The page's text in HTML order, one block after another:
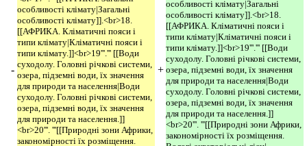
-
особливості клімату|Загальні
особливості клімату]].<br>18.
[[АФРИКА. Кліматичні пояси і
типи клімату|Кліматичні пояси і
типи клімату.]]<br>19'''.''' [[Води
суходолу. Головні річкові системи,
озера, підземні води, їх значення
для природи та населення|Води
суходолу. Головні річкові системи,
озера, підземні води, їх значення
для природи та населення.]]
<br>20'''. '''[[Природні зони Африки,
закономірності їх розміщення.
+
особливості клімату|Загальні
особливості клімату]].<br>18.
[[АФРИКА. Кліматичні пояси і
типи клімату|Кліматичні пояси і
типи клімату.]]<br>19'''.''' [[Води
суходолу. Головні річкові системи,
озера, підземні води, їх значення
для природи та населення|Води
суходолу. Головні річкові системи,
озера, підземні води, їх значення
для природи та населення.]]
<br>20'''. '''[[Природні зони Африки,
закономірності їх розміщення.